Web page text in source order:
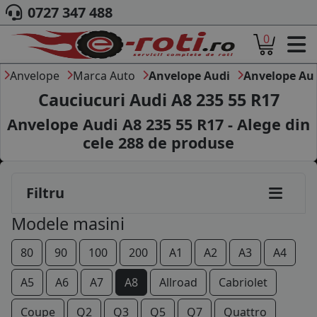
ACASA
DESPRE NOI
ANVELOPE
AUTO
CAMION
MOTO
MARCA AUTO
BLOG
B2B - COLABORARE COMPANII
CONT
0727 347 488
0
Anvelope Marca Auto Anvelope Audi Anvelope
Cauciucuri Audi A8 235 55 R17
Anvelope Audi A8 235 55 R17 - Alege din
cele 288 de produse
Filtru
Modele masini
80 90 100 200 A1 A2 A3
A4
A5
A6 A7 A8 Allroad
Cabriolet
Coupe
Q2 Q3 Q5 Q7
Quattro